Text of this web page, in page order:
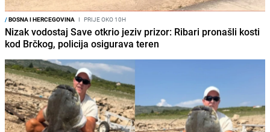
/BOSNA I HERCEGOVINA I PRIJE OKO 10H
Nizak vodostaj Save otkrio jeziv prizor: Ribari pronašli kosti
kod Brčkog, policija osigurava teren